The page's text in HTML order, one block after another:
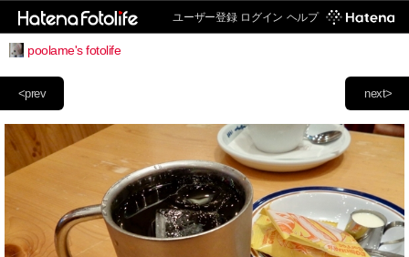
ユーザー登録 ログイン ヘルプ
poolame's fotolife
next>
<prev